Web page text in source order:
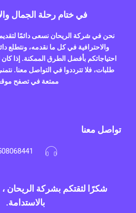
في ختام رحلة الجمال
نحن في شركة الريحان نسعى دائمًا
والاحترافية في كل ما نقدمه، ونتطلع
احتياجاتكم بأفضل الطرق الممكنة. إذا
طلبات، فلا تترددوا في التواصل معنا.
ممتعة في تصفح
تواصل معنا
شكرًا لثقتكم بشركة الريحان
بالاستدامة.